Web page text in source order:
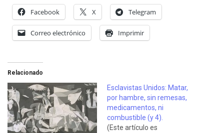
Facebook X Telegram
Correo electrónico Imprimir
Relacionado
Esclavistas Unidos: Matar,
por hambre, sin remesas,
medicamentos, ni
combustible (y 4).
(Este artículo es